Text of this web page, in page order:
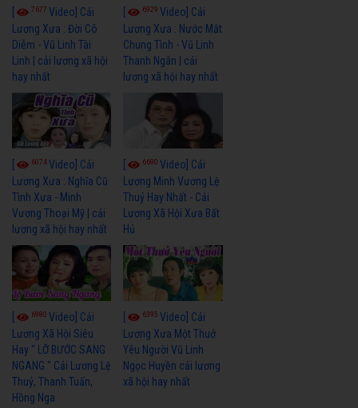
7677 Video] Cải
Lương Xưa : Đời Cô
Diễm - Vũ Linh Tài
Linh | cải lương xã hội
hay nhất
6929Video] Cải
Lương Xưa : Nước Mắt
Chung Tình - Vũ Linh
Thanh Ngân | cải
lương xã hội hay nhất
6074Video] Cải
Lương Xưa : Nghĩa Cũ
Tình Xưa - Minh
Vương Thoại Mỹ | cải
lương xã hội hay nhất
6690Video] Cải
Lương Minh Vương Lệ
Thuỷ Hay Nhất - Cải
Lương Xã Hội Xưa Bất
Hủ
6980 Video] Cải
Lương Xã Hội Siêu
Hay " LỠ BƯỚC SANG
NGANG " Cải Lương Lệ
Thuỷ, Thanh Tuấn,
Hồng Nga
6395Video] Cải
Lương Xưa Một Thuở
Yêu Người Vũ Linh
Ngọc Huyền cải lương
xã hội hay nhất